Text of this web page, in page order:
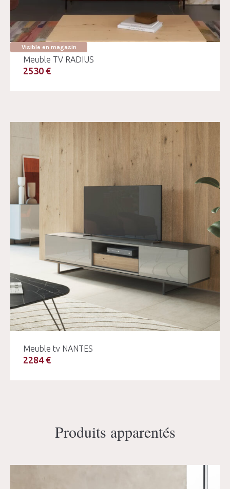
Visible en magasin
Meuble TV RADIUS
2530 €
Meuble tv NANTES
2284 €
Produits apparentés